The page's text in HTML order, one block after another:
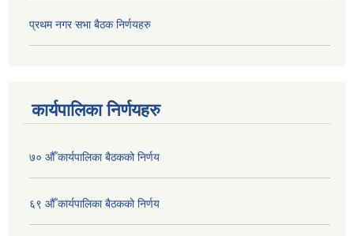
प्रथम नगर सभा बैठक निर्णयहरु
कार्यपालिका निर्णयहरु
७० औँ कार्यपालिका बैठकको निर्णय
६९ औँ कार्यपालिका बैठकको निर्णय